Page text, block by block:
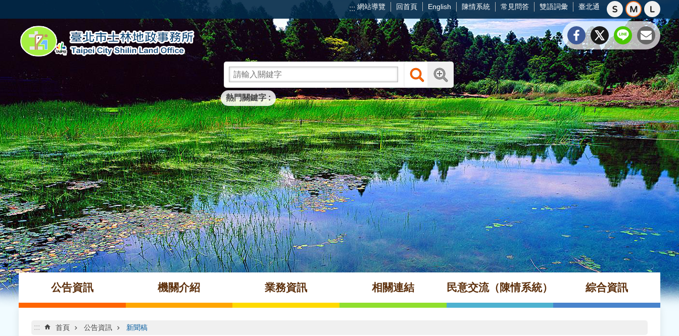
::: 網站導覽 回首頁 English 陳情系統 常見問答 雙語詞彙 臺北通
熱門關鍵字
公告資訊 機關介紹 業務資訊 相關連結 民意交流（陳情系統） 綜合資訊
::: 首頁 公告資訊 新聞稿